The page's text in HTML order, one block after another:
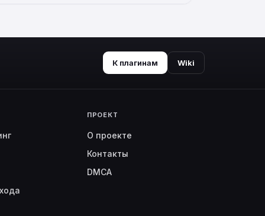
К плагинам Wiki
ПРОЕКТ
О проекте
Контакты
DMCA